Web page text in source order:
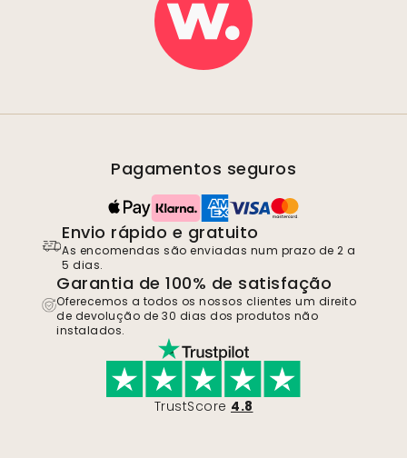
Pagamentos seguros
Envio rápido e gratuito
As encomendas são enviadas num prazo de 2 a
5 dias.
Garantia de 100% de satisfação
Oferecemos a todos os nossos clientes um direito
de devolução de 30 dias dos produtos não
instalados.
TrustScore 4.8